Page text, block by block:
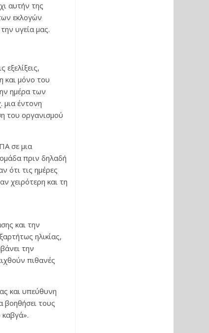
αυτήν της
εκλογών
υγεία μας.
και μόνο του
ημέρα των
έντονη
του οργανισμού
σε μια
πριν δηλαδή
ότι τις ημέρες
χειρότερη και τη
και την
ηλικίας,
την
πιθανές
και υπεύθυνη
βοηθήσει τους